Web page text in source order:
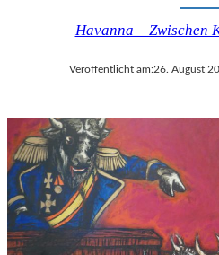
Havanna – Zwischen
Veröffentlicht am:26. August